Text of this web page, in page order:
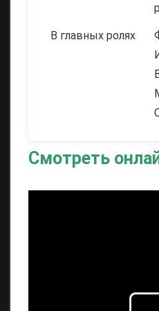
В главных ролях
Смотреть